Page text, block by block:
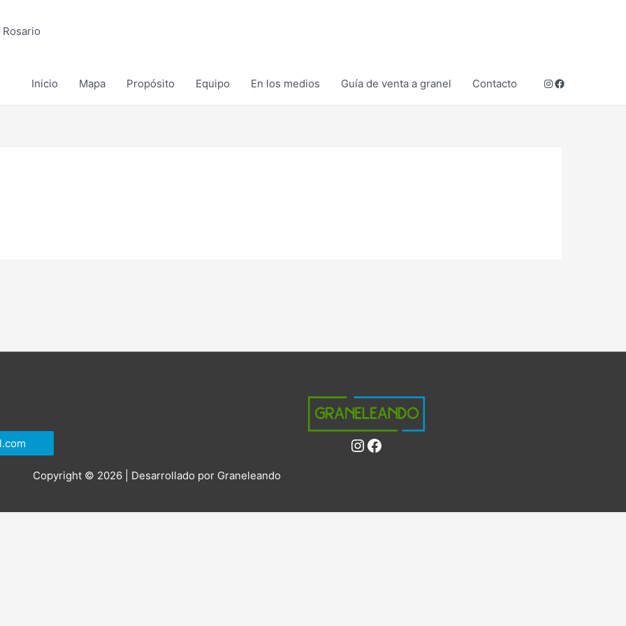
Inicio Mapa Propósito Equipo En los medios Guía de venta a granel Contacto Instagram
Facebook
Instagram Facebook
Copyright © 2026 | Desarrollado por Graneleando